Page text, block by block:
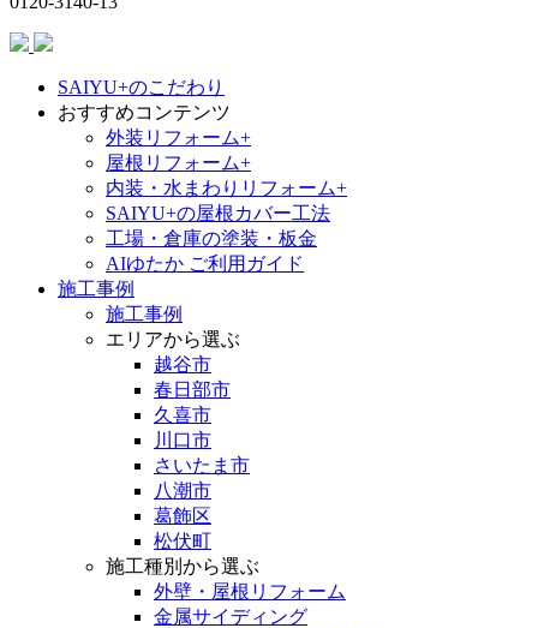
SAIYU+のこだわり
おすすめコンテンツ
外装リフォーム+
屋根リフォーム+
内装・水まわりリフォーム+
SAIYU+の屋根カバー工法
工場・倉庫の塗装・板金
AIゆたか ご利用ガイド
施工事例
施工事例
エリアから選ぶ
越谷市
春日部市
久喜市
川口市
さいたま市
八潮市
葛飾区
松伏町
施工種別から選ぶ
外壁・屋根リフォーム
金属サイディング